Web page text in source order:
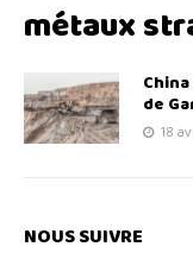
métaux
de
18
NOUS SUIVRE